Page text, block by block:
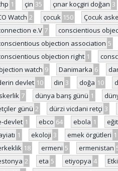
1 çin 35 çınar koçgiri doğan 3
Watch 2 çocuk 150 Çocuk
e.V 7 conscientious
objection association 5
objection right 1
watch 9 Danimarka 6
devlet 10 din 3 doğa 10
7 dünya barış günü 1
günü 2 dürzi vicdani retçi 3
devlet 1 ebco 64 ebola 1
1 ekoloji 3 emek örgütleri 1
18 ermeni 5 ermenistan
2 eta 5 etiyopya 4